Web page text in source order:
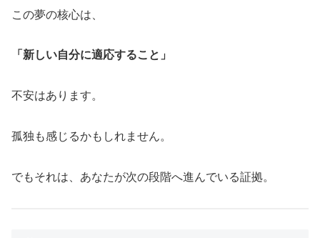
この夢の核心は、
「新しい自分に適応すること」
不安はあります。
孤独も感じるかもしれません。
でもそれは、あなたが次の段階へ進んでいる証拠。